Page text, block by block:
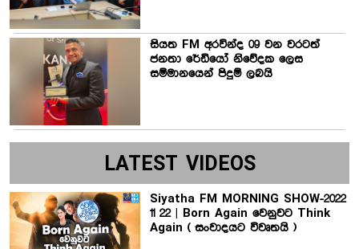
සියත FM අරවින්ද 09 වන වරටත්
ජනතා රේඩියෝ නිවේදක ලෙස
සම්මානයෙන් පිදුම් ලබයි
LATEST VIDEOS
Siyatha FM MORNING SHOW-2022
11 22 | Born Again වෙනුවට Think
Again ( සංවාදයට විවෘතයි )